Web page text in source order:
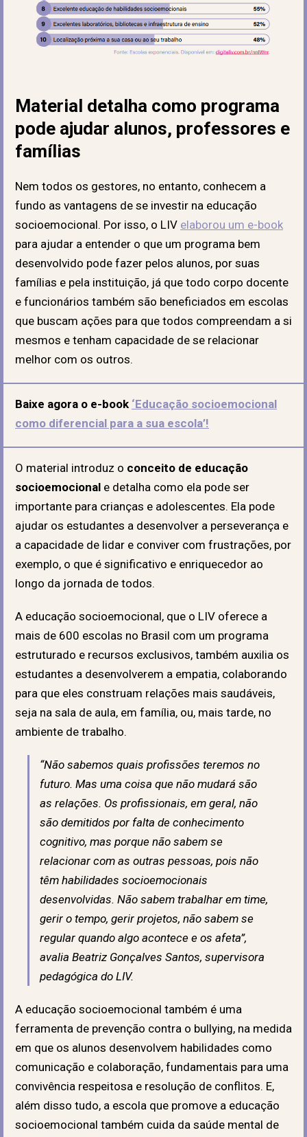
Material detalha como programa
pode ajudar alunos, professores e
famílias
Nem todos os gestores, no entanto, conhecem a
fundo as vantagens de se investir na educação
socioemocional. Por isso, o LIV elaborou um e-book
para ajudar a entender o que um programa bem
desenvolvido pode fazer pelos alunos, por suas
famílias e pela instituição, já que todo corpo docente
e funcionários também são beneficiados em escolas
que buscam ações para que todos compreendam a si
mesmos e tenham capacidade de se relacionar
melhor com os outros.
Baixe agora o e-book ‘Educação socioemocional
como diferencial para a sua escola’!
O material introduz o conceito de educação
socioemocional e detalha como ela pode ser
importante para crianças e adolescentes. Ela pode
ajudar os estudantes a desenvolver a perseverança e
a capacidade de lidar e conviver com frustrações, por
exemplo, o que é significativo e enriquecedor ao
longo da jornada de todos.
A educação socioemocional, que o LIV oferece a
mais de 600 escolas no Brasil com um programa
estruturado e recursos exclusivos, também auxilia os
estudantes a desenvolverem a empatia, colaborando
para que eles construam relações mais saudáveis,
seja na sala de aula, em família, ou, mais tarde, no
ambiente de trabalho.
“Não sabemos quais profissões teremos no
futuro. Mas uma coisa que não mudará são
as relações. Os profissionais, em geral, não
são demitidos por falta de conhecimento
cognitivo, mas porque não sabem se
relacionar com as outras pessoas, pois não
têm habilidades socioemocionais
desenvolvidas. Não sabem trabalhar em time,
gerir o tempo, gerir projetos, não sabem se
regular quando algo acontece e os afeta”,
avalia Beatriz Gonçalves Santos, supervisora
pedagógica do LIV.
A educação socioemocional também é uma
ferramenta de prevenção contra o bullying, na medida
em que os alunos desenvolvem habilidades como
comunicação e colaboração, fundamentais para uma
convivência respeitosa e resolução de conflitos. E,
além disso tudo, a escola que promove a educação
socioemocional também cuida da saúde mental de